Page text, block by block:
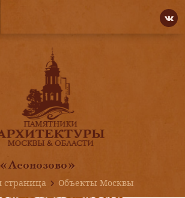
страница
Объекты Москвы